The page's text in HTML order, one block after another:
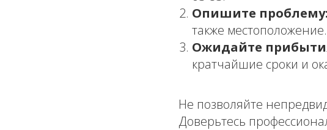
Опишите проблему:
также местоположение.
Ожидайте
кратчайшие сроки и
Не позволяйте
Доверьтесь